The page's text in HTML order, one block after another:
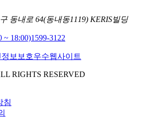
동내로 64(동내동1119) KERIS빌딩
~ 18:00)1599-3122
RIGHTS RESERVED
침